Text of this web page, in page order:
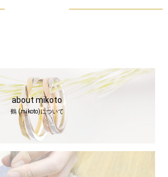
about mikoto
鶴 (mikoto)について